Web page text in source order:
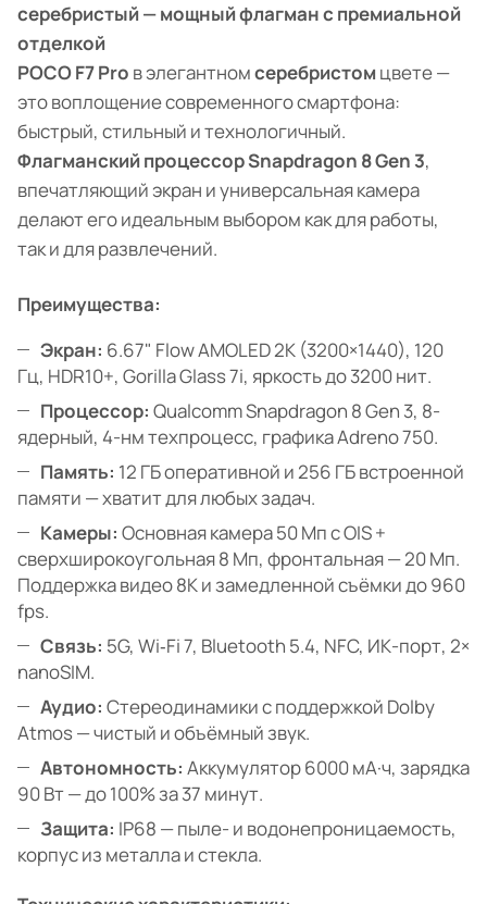
серебристый — мощный флагман с премиальной
отделкой
POCO F7 Pro в элегантномсеребристом цвете —
это воплощение современного смартфона:
быстрый, стильный и технологичный.
Флагманский процессор Snapdragon 8 Gen 3,
впечатляющий экран и универсальная камера
делают его идеальным выбором как для работы,
так и для развлечений.
Преимущества:
Экран: 6.67" Flow AMOLED 2K (3200×1440), 120
Гц, HDR10+, Gorilla Glass 7i, яркость до 3200 нит.
Процессор: Qualcomm Snapdragon 8 Gen 3, 8-
ядерный, 4-нм техпроцесс, графика Adreno 750.
Память: 12 ГБ оперативной и 256 ГБ встроенной
памяти — хватит для любых задач.
Камеры: Основная камера 50 Мп с OIS +
сверхширокоугольная 8 Мп, фронтальная — 20 Мп.
Поддержка видео 8K и замедленной съёмки до 960
fps.
Связь: 5G, Wi‑Fi 7, Bluetooth 5.4, NFC, ИК-порт, 2×
nanoSIM.
Аудио: Стереодинамики с поддержкой Dolby
Atmos — чистый и объёмный звук.
Автономность: Аккумулятор 6000 мА·ч, зарядка
90 Вт — до 100% за 37 минут.
Защита: IP68 — пыле- и водонепроницаемость,
корпус из металла и стекла.